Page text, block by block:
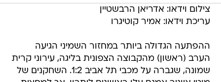
צילום וידאו: אדריאן הרבשטיין
עריכת וידאו: אמיר קוטיגרו
ההפתעה הגדולה ביותר במחזור השמיני הגיעה
הערב (ראשון) מהקבוצה הצפונית בליגה, עירוני קרית
שמונה, שגברה על מכבי תל אביב 1:2. השחקנים של